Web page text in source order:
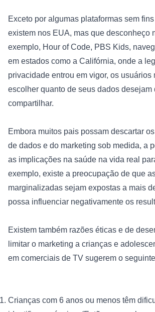
Exceto por algumas plataformas sem
existem nos EUA, mas que desconheço
exemplo, Hour of Code, PBS Kids,
em estados como a Califórnia, onde a
privacidade entrou em vigor, os usuários
escolher quanto de seus dados desejam
compartilhar.
Embora muitos pais possam descartar
de dados e do marketing sob medida, a
as implicações na saúde na vida real
exemplo, existe a preocupação de que
marginalizadas sejam expostas a mais
possa influenciar negativamente os
Existem também razões éticas e de
limitar o marketing a crianças e
Crianças com 6 anos ou menos têm